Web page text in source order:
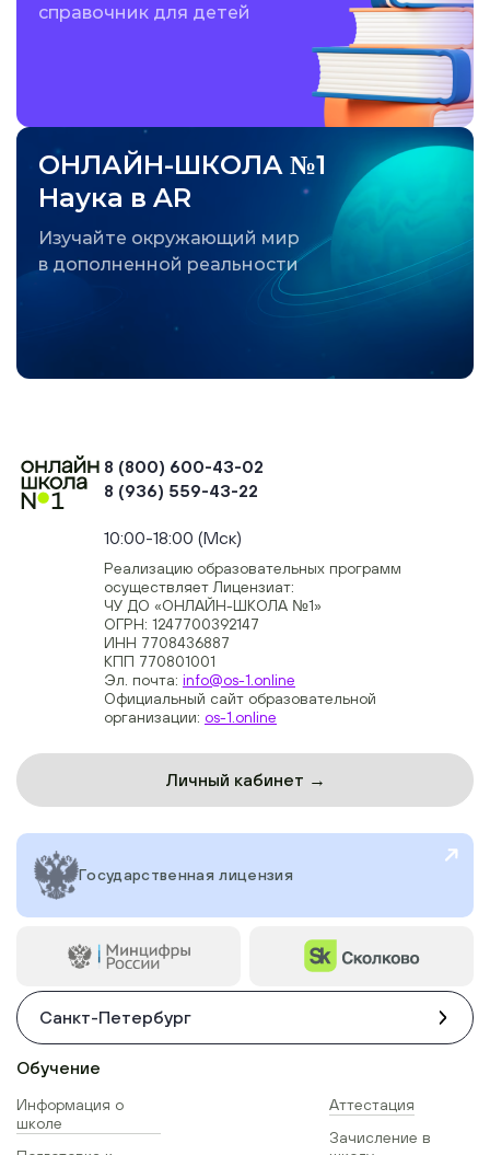
справочник для детей
ОНЛАЙН-ШКОЛА №1
Наука в AR
Изучайте окружающий мир
в дополненной реальности
8 (800) 600-43-02
8 (936) 559-43-22
10:00-18:00 (Мск)
Реализацию образовательных программ
осуществляет Лицензиат:
ЧУ ДО «ОНЛАЙН-ШКОЛА №1»
ОГРН: 1247700392147
ИНН 7708436887
КПП 770801001
Эл. почта: info@os-1.online
Официальный сайт образовательной
организации: os-1.online
Личный кабинет →
Государственная лицензия
Санкт-Петербург
Обучение
Информация о
школе
Аттестация
Зачисление в